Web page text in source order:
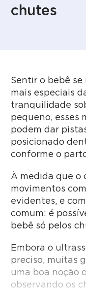
chutes
Sentir o bebê se
mais especiais
tranquilidade
pequeno, esses
podem dar
posicionado
conforme o
À medida que o
movimentos
evidentes, e
comum: é
bebê só pelos
Embora o
preciso, muitas
uma boa noção
observando os